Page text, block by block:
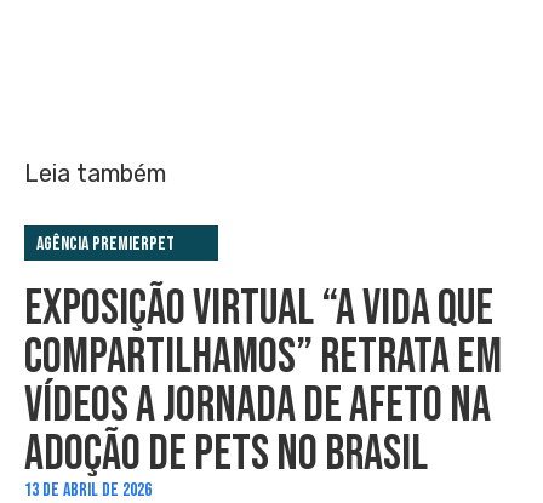
Leia também
Agência PremieRpet
EXPOSIÇÃO VIRTUAL “A VIDA QUE
COMPARTILHAMOS” RETRATA EM
VÍDEOS A JORNADA DE AFETO NA
ADOÇÃO DE PETS NO BRASIL
13 DE ABRIL DE 2026